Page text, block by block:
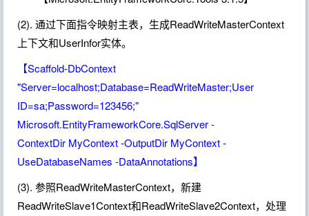
(2). 通过下面指令映射主表，生成ReadWriteMasterContext
上下文和UserInfor实体。
【Scaffold-DbContext
"Server=localhost;Database=ReadWriteMaster;User
ID=sa;Password=123456;"
Microsoft.EntityFrameworkCore.SqlServer -
ContextDir MyContext -OutputDir MyContext -
UseDatabaseNames -DataAnnotations】
(3). 参照ReadWriteMasterContext，新建
ReadWriteSlave1Context和ReadWriteSlave2Context，处理